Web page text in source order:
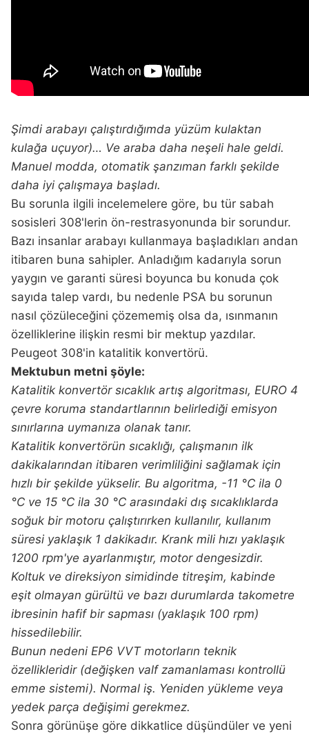
Şimdi arabayı çalıştırdığımda yüzüm kulaktan
kulağa uçuyor)… Ve araba daha neşeli hale geldi.
Manuel modda, otomatik şanzıman farklı şekilde
daha iyi çalışmaya başladı.
Bu sorunla ilgili incelemelere göre, bu tür sabah
sosisleri 308'lerin ön-restrasyonunda bir sorundur.
Bazı insanlar arabayı kullanmaya başladıkları andan
itibaren buna sahipler. Anladığım kadarıyla sorun
yaygın ve garanti süresi boyunca bu konuda çok
sayıda talep vardı, bu nedenle PSA bu sorunun
nasıl çözüleceğini çözememiş olsa da, ısınmanın
özelliklerine ilişkin resmi bir mektup yazdılar.
Peugeot 308'in katalitik konvertörü.
Mektubun metni şöyle:
Katalitik konvertör sıcaklık artış algoritması, EURO 4
çevre koruma standartlarının belirlediği emisyon
sınırlarına uymanıza olanak tanır.
Katalitik konvertörün sıcaklığı, çalışmanın ilk
dakikalarından itibaren verimliliğini sağlamak için
hızlı bir şekilde yükselir. Bu algoritma, -11 °C ila 0
°C ve 15 °C ila 30 °C arasındaki dış sıcaklıklarda
soğuk bir motoru çalıştırırken kullanılır, kullanım
süresi yaklaşık 1 dakikadır. Krank mili hızı yaklaşık
1200 rpm'ye ayarlanmıştır, motor dengesizdir.
Koltuk ve direksiyon simidinde titreşim, kabinde
eşit olmayan gürültü ve bazı durumlarda takometre
ibresinin hafif bir sapması (yaklaşık 100 rpm)
hissedilebilir.
Bunun nedeni EP6 VVT motorların teknik
özellikleridir (değişken valf zamanlaması kontrollü
emme sistemi). Normal iş. Yeniden yükleme veya
yedek parça değişimi gerekmez.
Sonra görünüşe göre dikkatlice düşündüler ve yeni